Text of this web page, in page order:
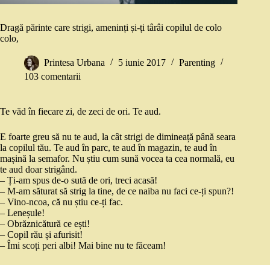
Dragă părinte care strigi, ameninți și-ți târâi copilul de colo
colo,
Printesa Urbana 5 iunie 2017
Parenting
103 comentarii
Te văd în fiecare zi, de zeci de ori. Te aud.
E foarte greu să nu te aud, la cât strigi de dimineață până seara
la copilul tău. Te aud în parc, te aud în magazin, te aud în
mașină la semafor. Nu știu cum sună vocea ta cea normală, eu
te aud doar strigând.
– Ți-am spus de-o sută de ori, treci acasă!
– M-am săturat să strig la tine, de ce naiba nu faci ce-ți spun?!
– Vino-ncoa, că nu știu ce-ți fac.
– Leneșule!
– Obrăznicătură ce ești!
– Copil rău și afurisit!
– Îmi scoți peri albi! Mai bine nu te făceam!